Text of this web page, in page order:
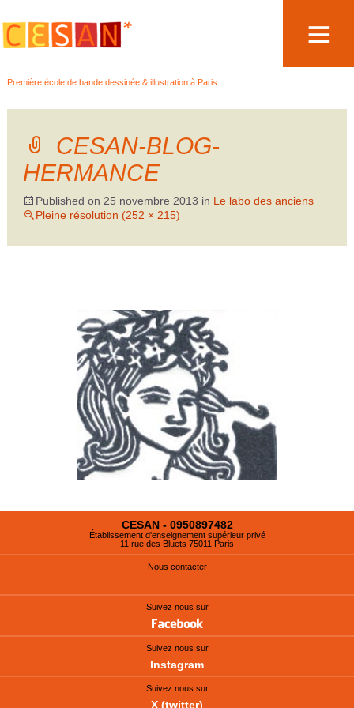
Première école de bande dessinée & illustration à Paris
au
CESAN-BLOG-
HERMANCE
Published on 25 novembre 2013 in Le labo des anciens
Pleine résolution (252 × 215)
CESAN - 0950897482
Établissement d'enseignement supérieur privé
11 rue des Bluets 75011 Paris
Nous contacter
Suivez nous sur
Suivez nous sur
Instagram
Suivez nous sur
X (twitter)